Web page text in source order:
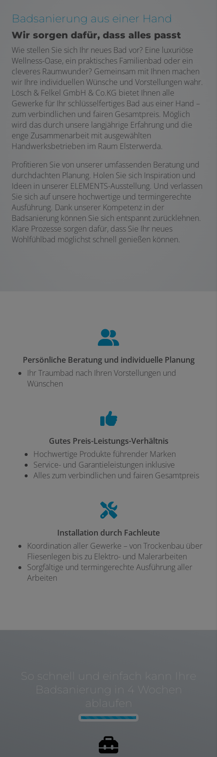
Badsanierung aus einer Hand
Wir sorgen dafür, dass alles passt
Wie stellen Sie sich Ihr neues Bad vor? Eine luxuriöse
Wellness-Oase, ein praktisches Familienbad oder ein
cleveres Raumwunder? Gemeinsam mit Ihnen machen
wir Ihre individuellen Wünsche und Vorstellungen wahr.
Lösch & Felkel GmbH & Co.KG bietet Ihnen alle
Gewerke für Ihr schlüsselfertiges Bad aus einer Hand –
zum verbindlichen und fairen Gesamtpreis. Möglich
wird das durch unsere langjährige Erfahrung und die
enge Zusammenarbeit mit ausgewählten
Handwerksbetrieben im Raum Elsterwerda.
Profitieren Sie von unserer umfassenden Beratung und
durchdachten Planung. Holen Sie sich Inspiration und
Ideen in unserer ELEMENTS-Ausstellung. Und verlassen
Sie sich auf unsere hochwertige und termingerechte
Ausführung. Dank unserer Kompetenz in der
Badsanierung können Sie sich entspannt zurücklehnen.
Klare Prozesse sorgen dafür, dass Sie Ihr neues
Wohlfühlbad möglichst schnell genießen können.
Persönliche Beratung und individuelle Planung
Ihr Traumbad nach Ihren Vorstellungen und
Wünschen
Gutes Preis-Leistungs-Verhältnis
Hochwertige Produkte führender Marken
Service- und Garantieleistungen inklusive
Alles zum verbindlichen und fairen Gesamtpreis
Installation durch Fachleute
Koordination aller Gewerke – von Trockenbau über
Fliesenlegen bis zu Elektro- und Malerarbeiten
Sorgfältige und termingerechte Ausführung aller
Arbeiten
So schnell und einfach kann Ihre
Badsanierung in 4 Wochen
ablaufen